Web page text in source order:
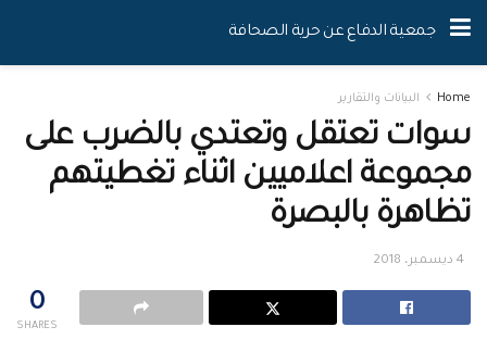
جمعية الدفاع عن حرية الصحافة
Home البيانات والتقارير
سوات تعتقل وتعتدي بالضرب على
مجموعة اعلاميين اثناء تغطيتهم
تظاهرة بالبصرة
4 ديسمبر، 2018
0
SHARES